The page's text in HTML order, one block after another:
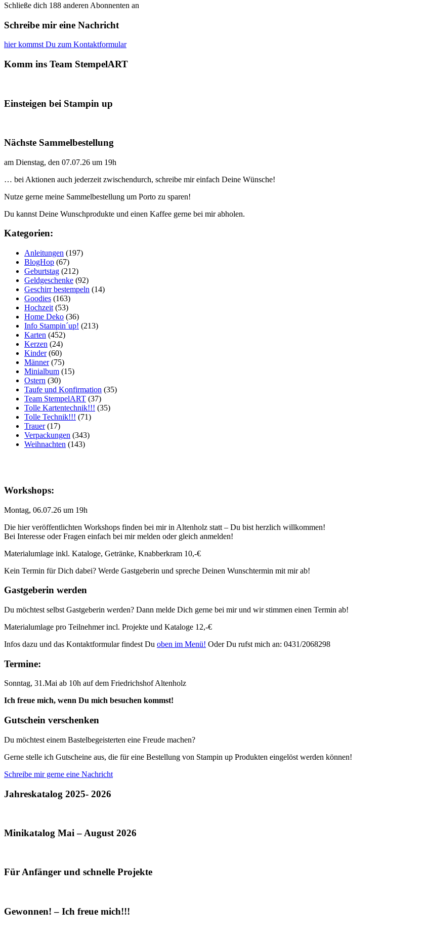
Schließe dich 188 anderen Abonnenten an
Schreibe mir eine Nachricht
hier kommst Du zum Kontaktformular
Komm ins Team StempelART
Einsteigen bei Stampin up
Nächste Sammelbestellung
am Dienstag, den 07.07.26 um 19h
… bei Aktionen auch jederzeit zwischendurch, schreibe mir einfach Deine Wünsche!
Nutze gerne meine Sammelbestellung um Porto zu sparen!
Du kannst Deine Wunschprodukte und einen Kaffee gerne bei mir abholen.
Kategorien:
Anleitungen (197)
BlogHop (67)
Geburtstag (212)
Geldgeschenke (92)
Geschirr bestempeln (14)
Goodies (163)
Hochzeit (53)
Home Deko (36)
Info Stampin´up! (213)
Karten (452)
Kerzen (24)
Kinder(60)
Männer(75)
Minialbum (15)
Ostern (30)
Taufe und Konfirmation (35)
Team StempelART (37)
Tolle Kartentechnik!!! (35)
Tolle Technik!!! (71)
Trauer(17)
Verpackungen (343)
Weihnachten (143)
Workshops:
Montag, 06.07.26 um 19h
Die hier veröffentlichten Workshops finden bei mir in Altenholz statt – Du bist herzlich willkommen!
Bei Interesse oder Fragen einfach bei mir melden oder gleich anmelden!
Materialumlage inkl. Kataloge, Getränke, Knabberkram 10,-€
Kein Termin für Dich dabei? Werde Gastgeberin und spreche Deinen Wunschtermin mit mir ab!
Gastgeberin werden
Du möchtest selbst Gastgeberin werden? Dann melde Dich gerne bei mir und wir stimmen einen Termin ab!
Materialumlage pro Teilnehmer incl. Projekte und Kataloge 12,-€
Infos dazu und das Kontaktformular findest Du oben im Menü! Oder Du rufst mich an: 0431/2068298
Termine:
Sonntag, 31.Mai ab 10h auf dem Friedrichshof Altenholz
Ich freue mich, wenn Du mich besuchen kommst!
Gutschein verschenken
Du möchtest einem Bastelbegeisterten eine Freude machen?
Gerne stelle ich Gutscheine aus, die für eine Bestellung von Stampin up Produkten eingelöst werden können!
Schreibe mir gerne eine Nachricht
Jahreskatalog 2025- 2026
Minikatalog Mai – August 2026
Für Anfänger und schnelle Projekte
Gewonnen! – Ich freue mich!!!